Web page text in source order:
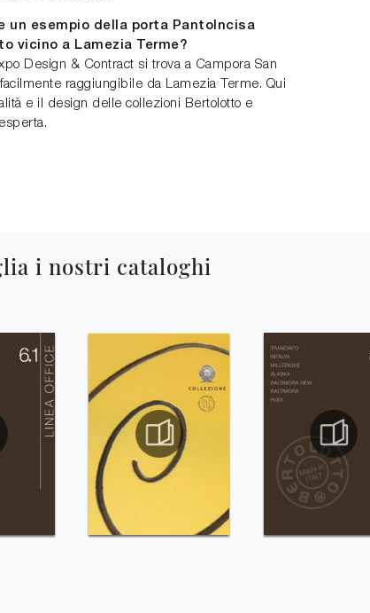
un esempio della porta PantoIncisa
vicino a Lamezia Terme?
Design & Contract si trova a Campora San
raggiungibile da Lamezia Terme. Qui
e il design delle collezioni Bertolotto e
i nostri cataloghi